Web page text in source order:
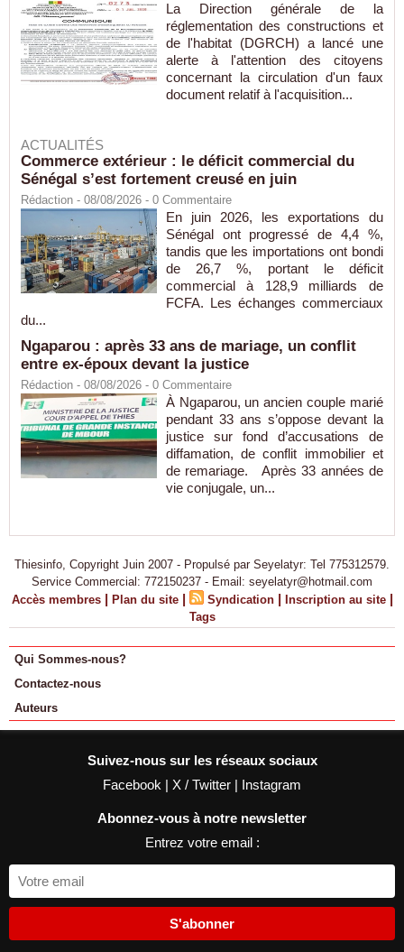
La Direction générale de la
réglementation des constructions et
de l'habitat (DGRCH) a lancé une
alerte à l'attention des citoyens
concernant la circulation d'un faux
document relatif à l'acquisition...
ACTUALITÉS
Commerce extérieur : le déficit commercial du
Sénégal s’est fortement creusé en juin
Rédaction - 08/08/2026 - 0 Commentaire
En juin 2026, les exportations du
Sénégal ont progressé de 4,4 %,
tandis que les importations ont bondi
de 26,7 %, portant le déficit
commercial à 128,9 milliards de
FCFA. Les échanges commerciaux
du...
Ngaparou : après 33 ans de mariage, un conflit
entre ex-époux devant la justice
Rédaction - 08/08/2026 - 0 Commentaire
À Ngaparou, un ancien couple marié
pendant 33 ans s’oppose devant la
justice sur fond d’accusations de
diffamation, de conflit immobilier et
de remariage. Après 33 années de
vie conjugale, un...
Thiesinfo, Copyright Juin 2007 - Propulsé par Seyelatyr: Tel 775312579.
Service Commercial: 772150237 - Email: seyelatyr@hotmail.com
Accès membres | Plan du site | Syndication | Inscription au site |
Tags
Qui Sommes-nous?
Contactez-nous
Auteurs
Suivez-nous sur les réseaux sociaux
Facebook | X / Twitter | Instagram
Abonnez-vous à notre newsletter
Entrez votre email :
S'abonner